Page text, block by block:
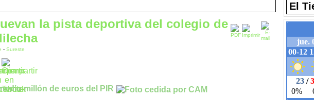
la pista deportiva del colegio de
- Sureste
millón de euros del PIR
El